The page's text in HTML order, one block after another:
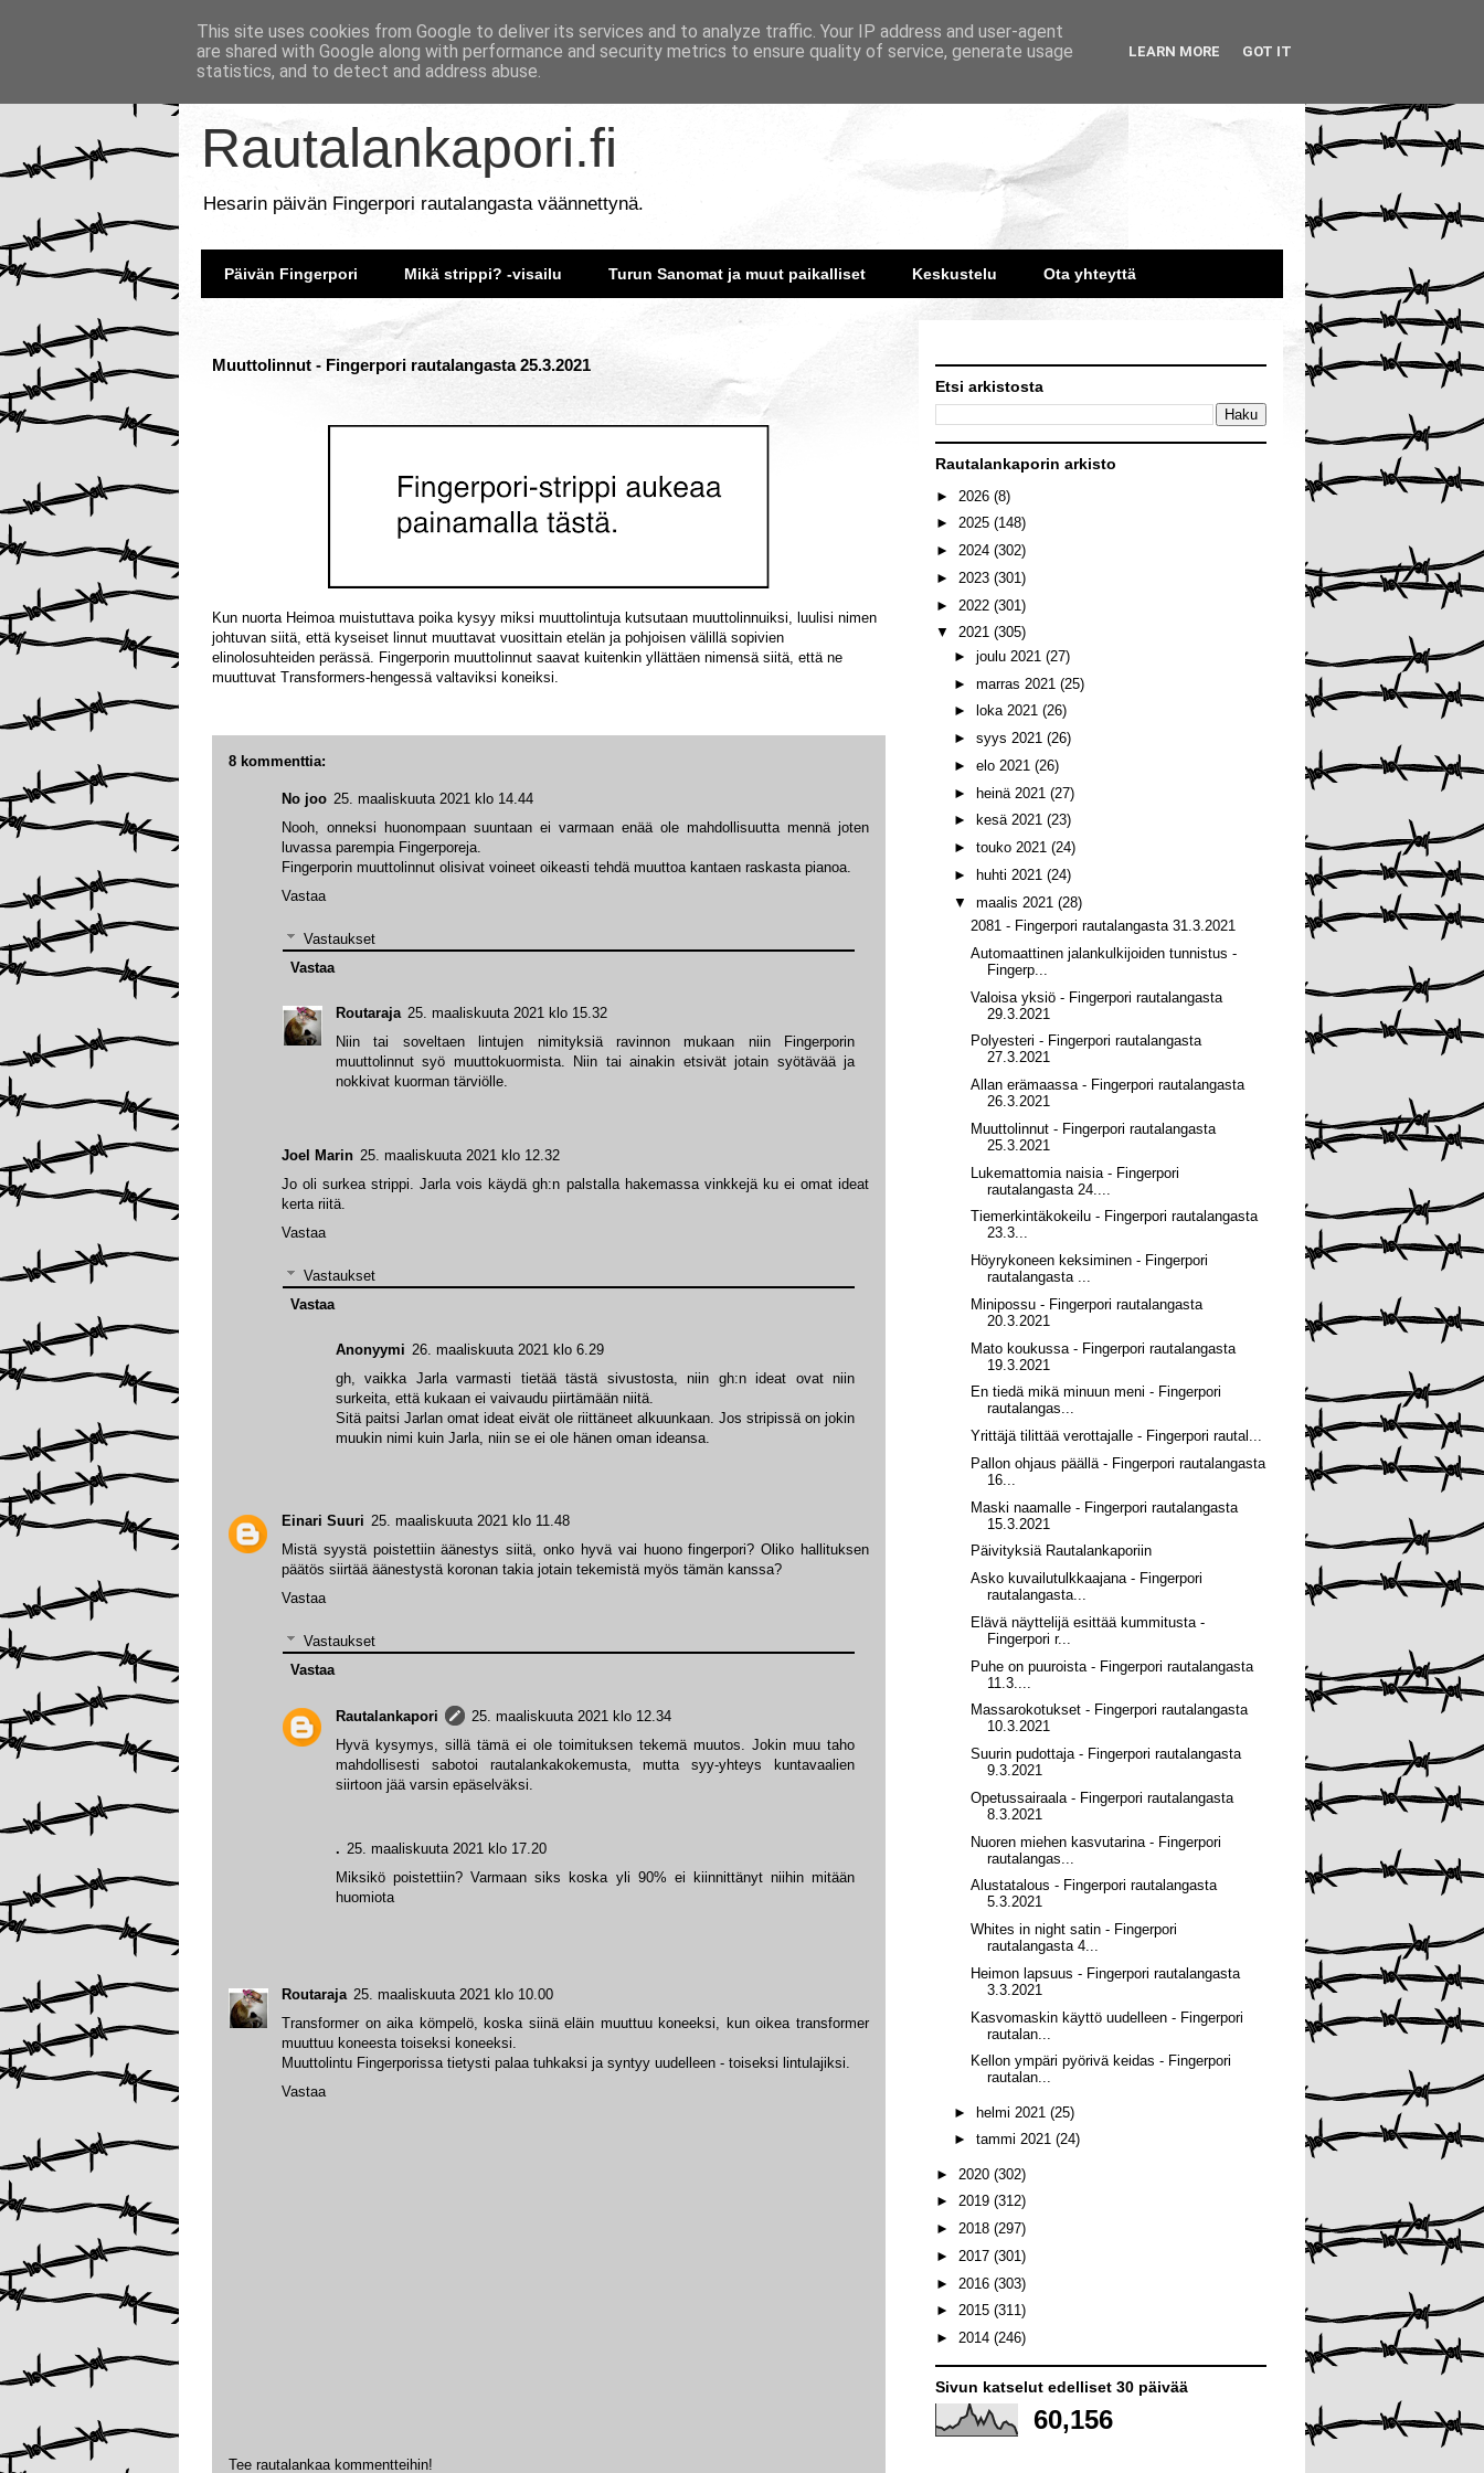
Rautalankapori.fi
Hesarin päivän Fingerpori rautalangasta väännettynä.
Päivän Fingerpori Mikä strippi? -visailu Turun Sanomat ja muut paikalliset Keskustelu Ota yhteyttä
Muuttolinnut - Fingerpori rautalangasta 25.3.2021
Kun nuorta Heimoa muistuttava poika kysyy miksi muuttolintuja kutsutaan muuttolinnuiksi, luulisi nimen
johtuvan siitä, että kyseiset linnut muuttavat vuosittain etelän ja pohjoisen välillä sopivien
elinolosuhteiden perässä. Fingerporin muuttolinnut saavat kuitenkin yllättäen nimensä siitä, että ne
muuttuvat Transformers-hengessä valtaviksi koneiksi.
8 kommenttia:
Routaraja 25. maaliskuuta 2021 klo 10.00
Transformer on aika kömpelö, koska siinä eläin muuttuu koneeksi, kun oikea transformer
muuttuu koneesta toiseksi koneeksi.
Muuttolintu Fingerporissa tietysti palaa tuhkaksi ja syntyy uudelleen - toiseksi lintulajiksi.
Vastaa
Einari Suuri 25. maaliskuuta 2021 klo 11.48
Mistä syystä poistettiin äänestys siitä, onko hyvä vai huono fingerpori? Oliko hallituksen
päätös siirtää äänestystä koronan takia jotain tekemistä myös tämän kanssa?
Vastaa
Vastaukset
Rautalankapori
25. maaliskuuta 2021 klo 12.34
Hyvä kysymys, sillä tämä ei ole toimituksen tekemä muutos. Jokin muu taho
mahdollisesti sabotoi rautalankakokemusta, mutta syy-yhteys kuntavaalien
siirtoon jää varsin epäselväksi.
. 25. maaliskuuta 2021 klo 17.20
Miksikö poistettiin? Varmaan siks koska yli 90% ei kiinnittänyt niihin mitään
huomiota
Vastaa
Joel Marin 25. maaliskuuta 2021 klo 12.32
Jo oli surkea strippi. Jarla vois käydä gh:n palstalla hakemassa vinkkejä ku ei omat ideat
kerta riitä.
Vastaa
Vastaukset
Anonyymi 26. maaliskuuta 2021 klo 6.29
gh, vaikka Jarla varmasti tietää tästä sivustosta, niin gh:n ideat ovat niin
surkeita, että kukaan ei vaivaudu piirtämään niitä.
Sitä paitsi Jarlan omat ideat eivät ole riittäneet alkuunkaan. Jos stripissä on jokin
muukin nimi kuin Jarla, niin se ei ole hänen oman ideansa.
Vastaa
No joo 25. maaliskuuta 2021 klo 14.44
Nooh, onneksi huonompaan suuntaan ei varmaan enää ole mahdollisuutta mennä joten
luvassa parempia Fingerporeja.
Fingerporin muuttolinnut olisivat voineet oikeasti tehdä muuttoa kantaen raskasta pianoa.
Vastaa
Vastaukset
Routaraja 25. maaliskuuta 2021 klo 15.32
Niin tai soveltaen lintujen nimityksiä ravinnon mukaan niin Fingerporin
muuttolinnut syö muuttokuormista. Niin tai ainakin etsivät jotain syötävää ja
nokkivat kuorman tärviölle.
Vastaa
Tee rautalankaa kommentteihin!
Etsi arkistosta
Rautalankaporin arkisto
► 2026 (8)
► 2025 (148)
► 2024 (302)
► 2023 (301)
► 2022 (301)
▼ 2021 (305)
► joulu 2021 (27)
► marras 2021 (25)
►
loka 2021 (26)
► syys 2021 (26)
► elo 2021 (26)
► heinä 2021 (27)
►
kesä 2021 (23)
► touko 2021 (24)
►
huhti 2021 (24)
▼ maalis 2021 (28)
2081 - Fingerpori rautalangasta 31.3.2021
Automaattinen jalankulkijoiden tunnistus -
Fingerp...
Valoisa yksiö - Fingerpori rautalangasta
29.3.2021
Polyesteri - Fingerpori rautalangasta
27.3.2021
Allan erämaassa - Fingerpori rautalangasta
26.3.2021
Muuttolinnut - Fingerpori rautalangasta
25.3.2021
Lukemattomia naisia - Fingerpori
rautalangasta 24....
Tiemerkintäkokeilu - Fingerpori rautalangasta
23.3...
Höyrykoneen keksiminen - Fingerpori
rautalangasta ...
Minipossu - Fingerpori rautalangasta
20.3.2021
Mato koukussa - Fingerpori rautalangasta
19.3.2021
En tiedä mikä minuun meni - Fingerpori
rautalangas...
Yrittäjä tilittää verottajalle - Fingerpori rautal...
Pallon ohjaus päällä - Fingerpori rautalangasta
16...
Maski naamalle - Fingerpori rautalangasta
15.3.2021
Päivityksiä Rautalankaporiin
Asko kuvailutulkkaajana - Fingerpori
rautalangasta...
Elävä näyttelijä esittää kummitusta -
Fingerpori r...
Puhe on puuroista - Fingerpori rautalangasta
11.3....
Massarokotukset - Fingerpori rautalangasta
10.3.2021
Suurin pudottaja - Fingerpori rautalangasta
9.3.2021
Opetussairaala - Fingerpori rautalangasta
8.3.2021
Nuoren miehen kasvutarina - Fingerpori
rautalangas...
Alustatalous - Fingerpori rautalangasta
5.3.2021
Whites in night satin - Fingerpori
rautalangasta 4...
Heimon lapsuus - Fingerpori rautalangasta
3.3.2021
Kasvomaskin käyttö uudelleen - Fingerpori
rautalan...
Kellon ympäri pyörivä keidas - Fingerpori
rautalan...
► helmi 2021 (25)
► tammi 2021 (24)
► 2020 (302)
► 2019 (312)
► 2018 (297)
► 2017 (301)
► 2016 (303)
► 2015 (311)
► 2014 (246)
Sivun katselut edelliset 30 päivää
60,156
This site uses cookies from Google to deliver its services and to analyze traffic. Your IP address and user-agent
are shared with Google along with performance and security metrics to ensure quality of service, generate usage
statistics, and to detect and address abuse.
LEARN MORE GOT IT